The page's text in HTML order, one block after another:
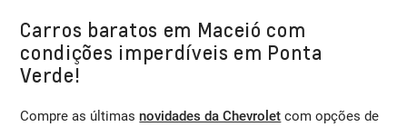
Carros baratos em Maceió com
condições imperdíveis em Ponta
Verde!
Compre as últimasnovidades da Chevrolet com opções de